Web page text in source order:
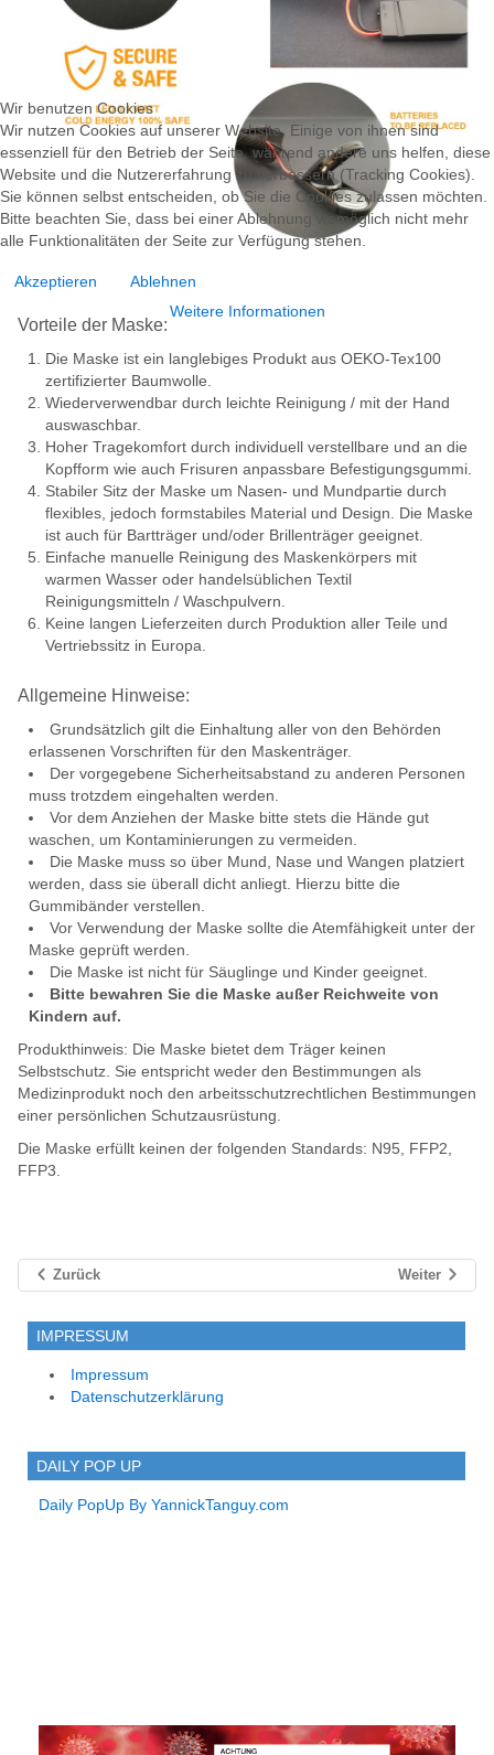
Vorteile der Maske:
Die Maske ist ein langlebiges Produkt aus OEKO-Tex100
zertifizierter Baumwolle.
Wiederverwendbar durch leichte Reinigung / mit der Hand
auswaschbar.
Hoher Tragekomfort durch individuell verstellbare und an die
Kopfform wie auch Frisuren anpassbare Befestigungsgummi.
Stabiler Sitz der Maske um Nasen- und Mundpartie durch
flexibles, jedoch formstabiles Material und Design. Die Maske
ist auch für Bartträger und/oder Brillenträger geeignet.
Einfache manuelle Reinigung des Maskenkörpers mit
warmen Wasser oder handelsüblichen Textil
Reinigungsmitteln / Waschpulvern.
Keine langen Lieferzeiten durch Produktion aller Teile und
Vertriebssitz in Europa.
Allgemeine Hinweise:
Grundsätzlich gilt die Einhaltung aller von den Behörden
erlassenen Vorschriften für den Maskenträger.
Der vorgegebene Sicherheitsabstand zu anderen Personen
muss trotzdem eingehalten werden.
Vor dem Anziehen der Maske bitte stets die Hände gut
waschen, um Kontaminierungen zu vermeiden.
Die Maske muss so über Mund, Nase und Wangen platziert
werden, dass sie überall dicht anliegt. Hierzu bitte die
Gummibänder verstellen.
Vor Verwendung der Maske sollte die Atemfähigkeit unter der
Maske geprüft werden.
Die Maske ist nicht für Säuglinge und Kinder geeignet.
Bitte bewahren Sie die Maske außer Reichweite von
Kindern auf.
Produkthinweis: Die Maske bietet dem Träger keinen
Selbstschutz. Sie entspricht weder den Bestimmungen als
Medizinprodukt noch den arbeitsschutzrechtlichen Bestimmungen
einer persönlichen Schutzausrüstung.
Die Maske erfüllt keinen der folgenden Standards: N95, FFP2,
FFP3.
Zurück Weiter
IMPRESSUM
Impressum
Datenschutzerklärung
DAILY POP UP
Daily PopUp By YannickTanguy.com
Wir benutzen Cookies
Wir nutzen Cookies auf unserer Website. Einige von ihnen sind
essenziell für den Betrieb der Seite, während andere uns helfen, diese
Website und die Nutzererfahrung zu verbessern (Tracking Cookies).
Sie können selbst entscheiden, ob Sie die Cookies zulassen möchten.
Bitte beachten Sie, dass bei einer Ablehnung womöglich nicht mehr
alle Funktionalitäten der Seite zur Verfügung stehen.
Akzeptieren
Ablehnen
Weitere Informationen